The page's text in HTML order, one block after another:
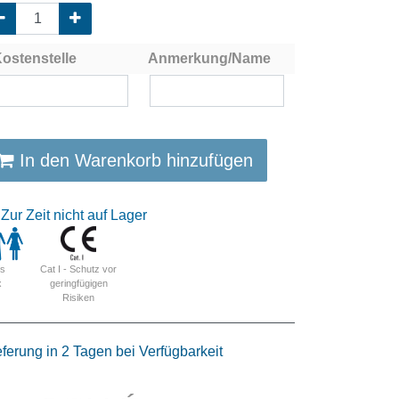
Anmerkung/Name
In den Warenkorb hinzufügen
Zur Zeit nicht auf Lager
Cat I - Schutz vor
geringfügigen
Risiken
in 2 Tagen bei Verfügbarkeit